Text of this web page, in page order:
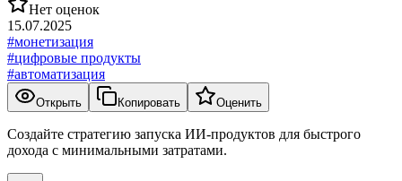
Нет оценок
15.07.2025
#монетизация
#цифровые продукты
#автоматизация
Открыть Копировать Оценить
Создайте стратегию запуска ИИ-продуктов для быстрого
дохода с минимальными затратами.